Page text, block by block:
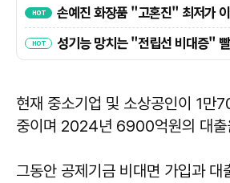
현재 중소기업 및 소상공인이 1만
중이며 2024년 6900억원의 대출
그동안 공제기금 비대면 가입과 대